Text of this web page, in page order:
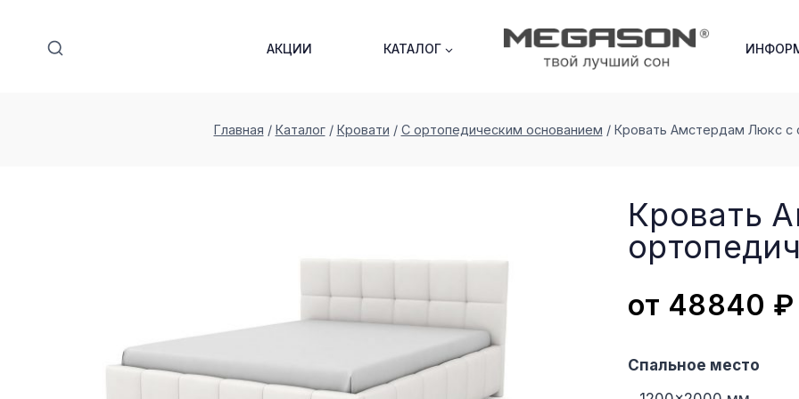
содержимому
АКЦИИ КАТАЛОГ
Главная / Каталог / Кровати / С ортопедическим основанием / Кровать Амстердам Люкс с
Кровать
от 48840 ₽
Спальное место